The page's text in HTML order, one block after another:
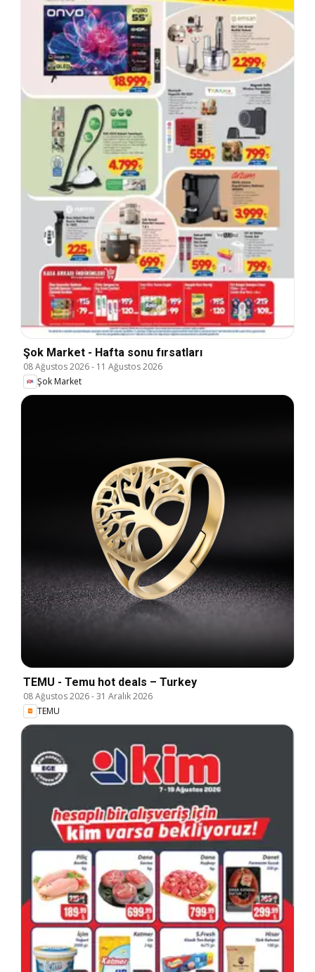
Şok Market - Hafta sonu fırsatları
08 Ağustos 2026- 11 Ağustos 2026
Şok Market
TEMU - Temu hot deals – Turkey
08 Ağustos 2026-31 Aralık 2026
TEMU